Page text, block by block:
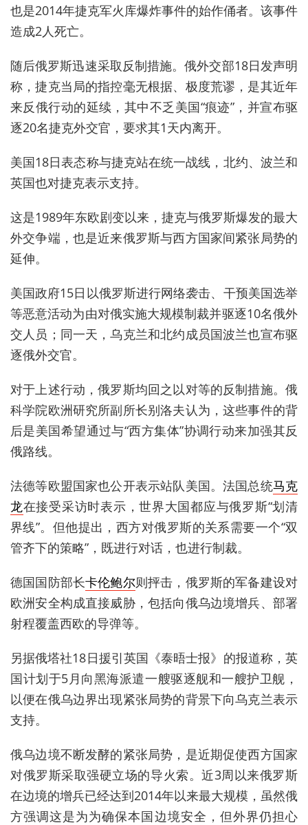
也是2014年捷克军火库爆炸事件的始作俑者。该事件
造成2人死亡。
随后俄罗斯迅速采取反制措施。俄外交部18日发声明
称，捷克当局的指控毫无根据、极度荒谬，是其近年
来反俄行动的延续，其中不乏美国“痕迹”，并宣布驱
逐20名捷克外交官，要求其1天内离开。
美国18日表态称与捷克站在统一战线，北约、波兰和
英国也对捷克表示支持。
这是1989年东欧剧变以来，捷克与俄罗斯爆发的最大
外交争端，也是近来俄罗斯与西方国家间紧张局势的
延伸。
美国政府15日以俄罗斯进行网络袭击、干预美国选举
等恶意活动为由对俄实施大规模制裁并驱逐10名俄外
交人员；同一天，乌克兰和北约成员国波兰也宣布驱
逐俄外交官。
对于上述行动，俄罗斯均回之以对等的反制措施。俄
科学院欧洲研究所副所长别洛夫认为，这些事件的背
后是美国希望通过与“西方集体”协调行动来加强其反
俄路线。
法德等欧盟国家也公开表示站队美国。法国总统马克
龙在接受采访时表示，世界大国都应与俄罗斯“划清
界线”。但他提出，西方对俄罗斯的关系需要一个“双
管齐下的策略”，既进行对话，也进行制裁。
德国国防部长卡伦鲍尔则抨击，俄罗斯的军备建设对
欧洲安全构成直接威胁，包括向俄乌边境增兵、部署
射程覆盖西欧的导弹等。
另据俄塔社18日援引英国《泰晤士报》的报道称，英
国计划于5月向黑海派遣一艘驱逐舰和一艘护卫舰，
以便在俄乌边界出现紧张局势的背景下向乌克兰表示
支持。
俄乌边境不断发酵的紧张局势，是近期促使西方国家
对俄罗斯采取强硬立场的导火索。近3周以来俄罗斯
在边境的增兵已经达到2014年以来最大规模，虽然俄
方强调这是为为确保本国边境安全，但外界仍担心